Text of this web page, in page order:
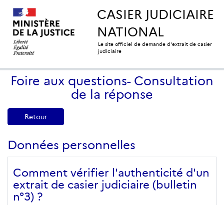
CASIER JUDICIAIRE
NATIONAL
Le site officiel de demande d'extrait de casier
judiciaire
Foire aux questions- Consultation
de la réponse
Retour
Données personnelles
Comment vérifier l'authenticité d'un
extrait de casier judiciaire (bulletin
n°3) ?